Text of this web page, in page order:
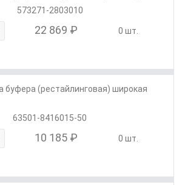
573271-2803010
22 869 ₽ 0 шт.
буфера (рестайлинговая) широкая
63501-8416015-50
10 185 ₽ 0 шт.